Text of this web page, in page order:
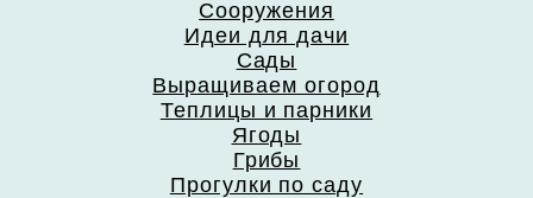
Сооружения
Идеи для дачи
Сады
Выращиваем огород
Теплицы и парники
Ягоды
Грибы
Прогулки по саду